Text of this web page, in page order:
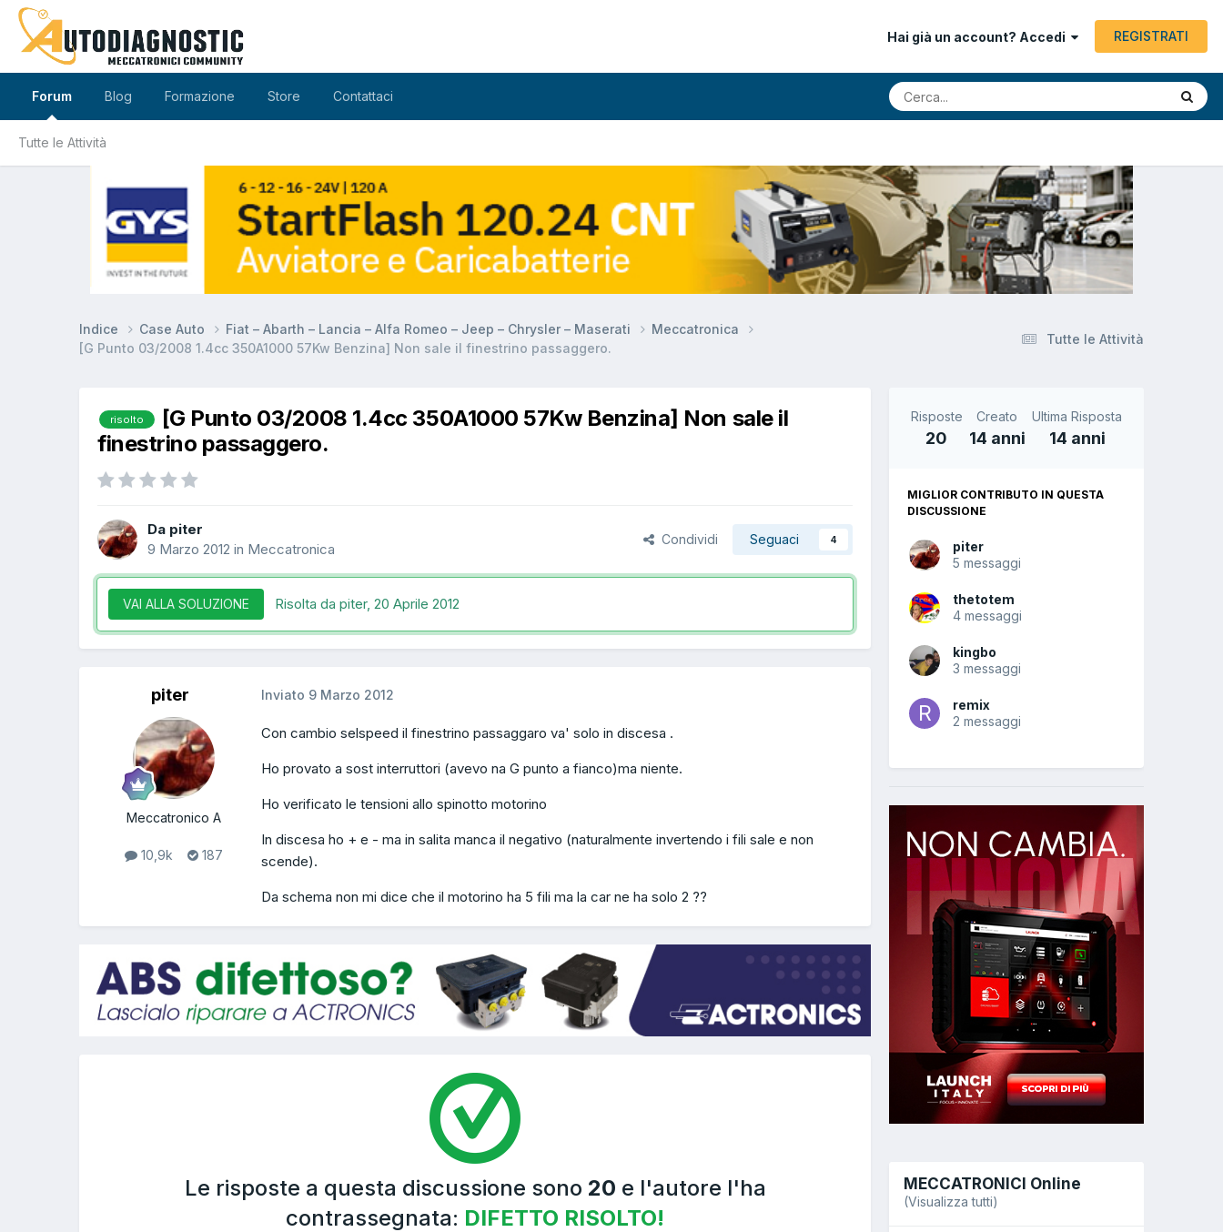
Hai già un account? Accedi REGISTRATI
Forum
Tutte le Attività
Blog Formazione Store Contattaci
Tutte le Attività
Indice Case Auto Fiat – Abarth – Lancia – Alfa Romeo – Jeep – Chrysler – Maserati
Meccatronica
[G Punto 03/2008 1.4cc 350A1000 57Kw Benzina] Non sale il finestrino passaggero.
risolto
[G Punto 03/2008 1.4cc 350A1000 57Kw Benzina] Non sale il
finestrino passaggero.
Da piter
9 Marzo 2012 in Meccatronica
Condividi Seguaci 4
VAI ALLA SOLUZIONE Risolta da piter, 20 Aprile 2012
piter
Meccatronico A
10,9k 187
Inviato 9 Marzo 2012
Con cambio selspeed il finestrino passaggaro va' solo in discesa .
Ho provato a sost interruttori (avevo na G punto a fianco)ma niente.
Ho verificato le tensioni allo spinotto motorino
In discesa ho + e - ma in salita manca il negativo (naturalmente invertendo i fili sale e non
scende).
Da schema non mi dice che il motorino ha 5 fili ma la car ne ha solo 2 ??
Le risposte a questa discussione sono 20 e l'autore l'ha
contrassegnata: DIFETTO RISOLTO!
Risposte
20
Creato
14 anni
Ultima Risposta
14 anni
MIGLIOR CONTRIBUTO IN QUESTA
DISCUSSIONE
piter
5 messaggi
thetotem
4 messaggi
kingbo
3 messaggi
remix
2 messaggi
MECCATRONICI Online
(Visualizza tutti)